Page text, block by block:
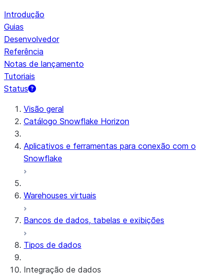
Introdução
Guias
Desenvolvedor
Referência
Notas de lançamento
Tutoriais
Status
Visão geral
Catálogo Snowflake Horizon
Aplicativos e ferramentas para conexão com o
Snowflake
Warehouses virtuais
Bancos de dados, tabelas e exibições
Tipos de dados
Integração de dados